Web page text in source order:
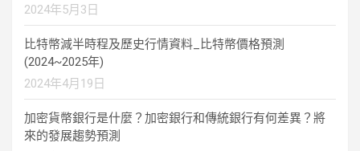
2024年5月3日
比特幣減半時程及歷史行情資料_比特幣價格預測
(2024~2025年)
2024年4月19日
加密貨幣銀行是什麼？加密銀行和傳統銀行有何差異？將
來的發展趨勢預測